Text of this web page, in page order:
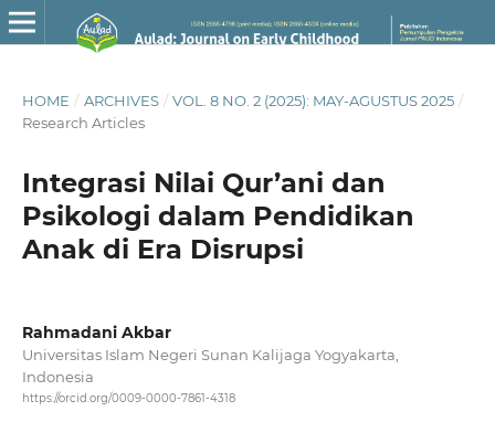
HOME / ARCHIVES / VOL. 8 NO. 2 (2025): MAY-AGUSTUS 2025 /
Research Articles
Integrasi Nilai Qur’ani dan
Psikologi dalam Pendidikan
Anak di Era Disrupsi
Rahmadani Akbar
Universitas Islam Negeri Sunan Kalijaga Yogyakarta,
Indonesia
https://orcid.org/0009-0000-7861-4318